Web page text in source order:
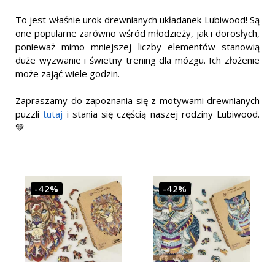
To jest właśnie urok drewnianych układanek Lubiwood! Są
one popularne zarówno wśród młodzieży, jak i dorosłych,
ponieważ mimo mniejszej liczby elementów stanowią
duże wyzwanie i świetny trening dla mózgu. Ich złożenie
może zająć wiele godzin.
Zapraszamy do zapoznania się z motywami drewnianych
puzzlitutaj i stania się częścią naszej rodziny Lubiwood.
💚
-42% -42%